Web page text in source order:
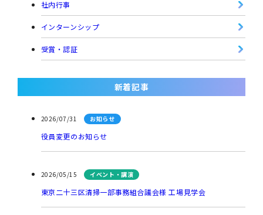
社内行事
インターンシップ
受賞・認証
新着記事
2026/07/31 お知らせ
役員変更のお知らせ
2026/05/15 イベント・講演
東京二十三区清掃一部事務組合議会様 工場見学会